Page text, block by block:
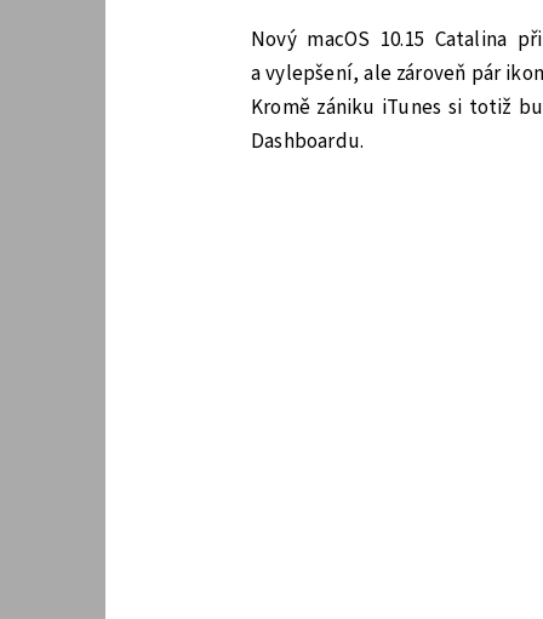
Nový macOS 10.15 Catalina
a vylepšení, ale zároveň pár
Kromě zániku iTunes si totiž
Dashboardu.